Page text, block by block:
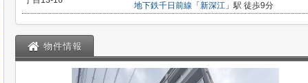
地下鉄千日前線 「 新深江 」駅 徒歩9分
物件情報